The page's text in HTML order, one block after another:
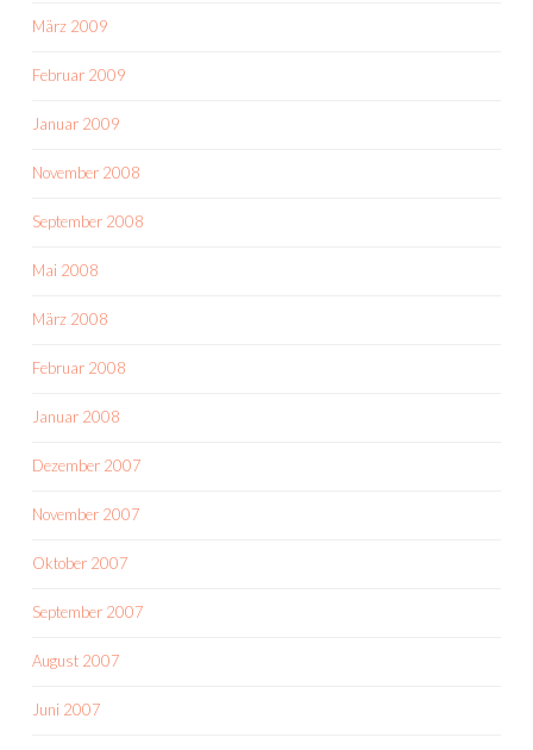
März 2009
Februar 2009
Januar 2009
November 2008
September 2008
Mai 2008
März 2008
Februar 2008
Januar 2008
Dezember 2007
November 2007
Oktober 2007
September 2007
August 2007
Juni 2007